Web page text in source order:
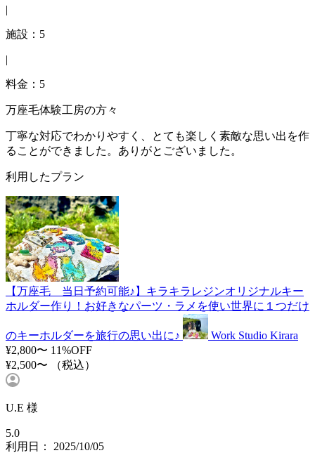
|
施設：5
|
料金：5
万座毛体験工房の方々
丁寧な対応でわかりやすく、とても楽しく素敵な思い出を作
ることができました。ありがとございました。
利用したプラン
【万座毛 当日予約可能♪】キラキラレジンオリジナルキー
ホルダー作り！お好きなパーツ・ラメを使い世界に１つだけ
のキーホルダーを旅行の思い出に♪
Work Studio Kirara
¥2,800〜 11%OFF
¥2,500〜
（税込）
U.E 様
5.0
利用日： 2025/10/05